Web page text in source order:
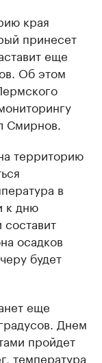
края
принесет
еще
Об этом
Смирнов.
территорию
в
к дню
осадков
будет
еще
Днем
пройдет
температура